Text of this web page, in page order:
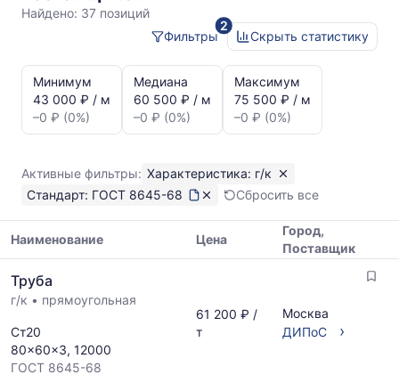
к
ГОСТ
68
Найдено: 37 позиций
2
Фильтры
Скрыть статистику
динамика
цен:
Труба
к
ГОСТ
8645-
68
Показаны
медианная
и
максимальная
цена
по
данным
Минимум
43 000 ₽ / м
–0 ₽ (0%)
Медиана
60 500 ₽ / м
–0 ₽ (0%)
Максимум
75 500 ₽ / м
–0 ₽ (0%)
Активные фильтры: Характеристика: г/к
Стандарт: ГОСТ 8645-68
Сбросить все
цен
на
указанием
ГОСТ,
Наименование Цена
Город,
Поставщик
Труба
г/к • прямоугольная
Ст20
80x60x3, 12000
ГОСТ 8645-68
61 200 ₽ /
т
Москва
ДИПоС
›